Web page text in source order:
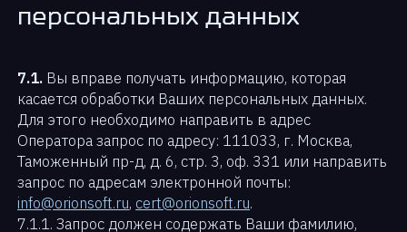
персональных данных
7.1. Вы вправе получать информацию, которая
касается обработки Ваших персональных данных.
Для этого необходимо направить в адрес
Оператора запрос по адресу: 111033, г. Москва,
Таможенный пр-д, д. 6, стр. 3, оф. 331 или направить
запрос по адресам электронной почты:
info@orionsoft.ru, cert@orionsoft.ru.
7.1.1. Запрос должен содержать Ваши фамилию,